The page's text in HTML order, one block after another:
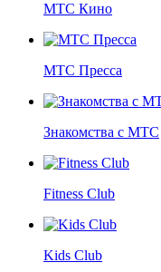
МТС Кино
МТС Пресса
Знакомства с МТС
Fitness Club
Kids Club